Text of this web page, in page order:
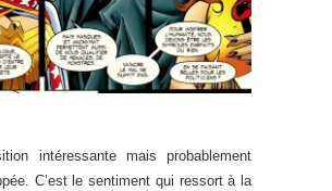
intéressante mais probablement
C’est le sentiment qui ressort à la